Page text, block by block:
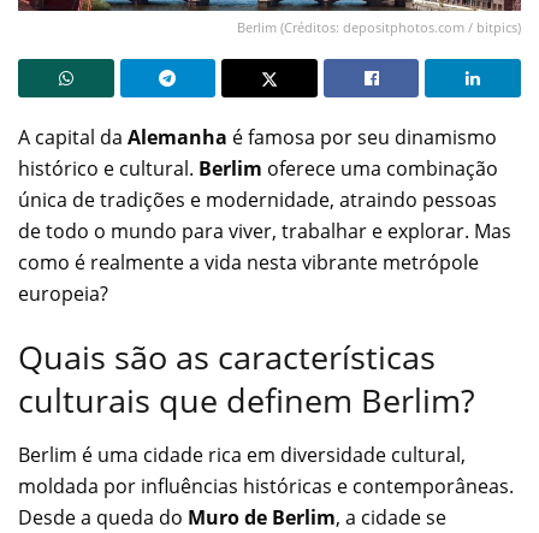
Berlim (Créditos: depositphotos.com / bitpics)
A capital da Alemanha é famosa por seu dinamismo
histórico e cultural. Berlim oferece uma combinação
única de tradições e modernidade, atraindo pessoas
de todo o mundo para viver, trabalhar e explorar. Mas
como é realmente a vida nesta vibrante metrópole
europeia?
Quais são as características
culturais que definem Berlim?
Berlim é uma cidade rica em diversidade cultural,
moldada por influências históricas e contemporâneas.
Desde a queda do Muro de Berlim, a cidade se